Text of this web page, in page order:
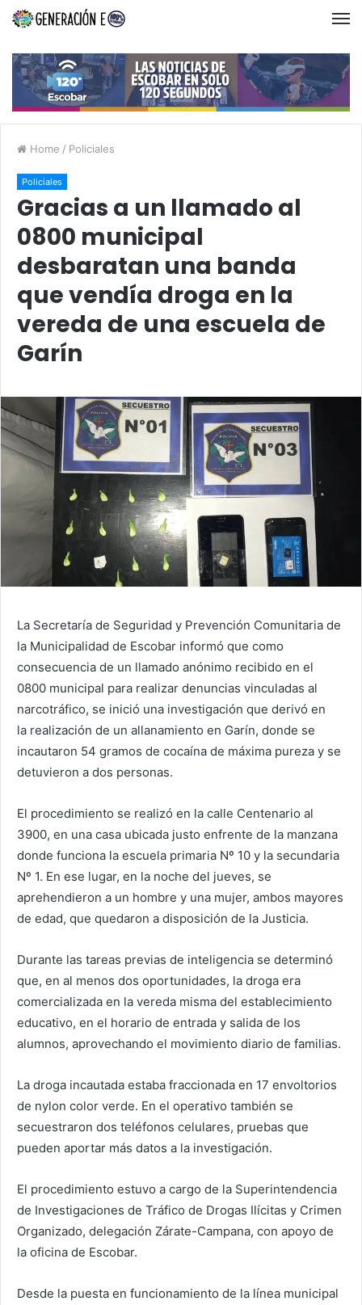
Home / Policiales
Policiales
Gracias a un llamado al
0800 municipal
desbaratan una banda
que vendía droga en la
vereda de una escuela de
Garín
La Secretaría de Seguridad y Prevención Comunitaria de
la Municipalidad de Escobar informó que como
consecuencia de un llamado anónimo recibido en el
0800 municipal para realizar denuncias vinculadas al
narcotráfico, se inició una investigación que derivó en
la realización de un allanamiento en Garín, donde se
incautaron 54 gramos de cocaína de máxima pureza y se
detuvieron a dos personas.
El procedimiento se realizó en la calle Centenario al
3900, en una casa ubicada justo enfrente de la manzana
donde funciona la escuela primaria Nº 10 y la secundaria
Nº 1. En ese lugar, en la noche del jueves, se
aprehendieron a un hombre y una mujer, ambos mayores
de edad, que quedaron a disposición de la Justicia.
Durante las tareas previas de inteligencia se determinó
que, en al menos dos oportunidades, la droga era
comercializada en la vereda misma del establecimiento
educativo, en el horario de entrada y salida de los
alumnos, aprovechando el movimiento diario de familias.
La droga incautada estaba fraccionada en 17 envoltorios
de nylon color verde. En el operativo también se
secuestraron dos teléfonos celulares, pruebas que
pueden aportar más datos a la investigación.
El procedimiento estuvo a cargo de la Superintendencia
de Investigaciones de Tráfico de Drogas Ilícitas y Crimen
Organizado, delegación Zárate-Campana, con apoyo de
la oficina de Escobar.
Desde la puesta en funcionamiento de la línea municipal